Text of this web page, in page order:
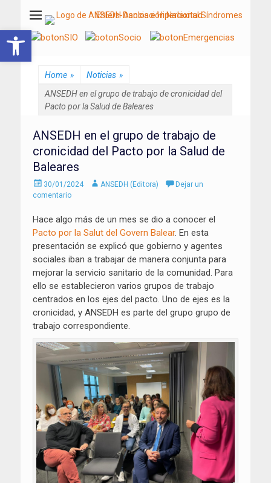
ANSEDH
Asociación Nacional del Síndrome de Ehlers-Danlos e Hiperlaxitud
Home » Noticias »
ANSEDH en el grupo de trabajo de cronicidad del
Pacto por la Salud de Baleares
ANSEDH en el grupo de trabajo de
cronicidad del Pacto por la Salud de
Baleares
Enviado
el
30/01/2024 AutorANSEDH (Editora)
Dejar un
comentario
Hace algo más de un mes se dio a conocer el
Pacto por la Salut del Govern Balear. En esta
presentación se explicó que gobierno y agentes
sociales iban a trabajar de manera conjunta para
mejorar la servicio sanitario de la comunidad. Para
ello se establecieron varios grupos de trabajo
centrados en los ejes del pacto. Uno de ejes es la
cronicidad, y ANSEDH es parte del grupo grupo de
trabajo correspondiente.
Abrir barra de herramientas